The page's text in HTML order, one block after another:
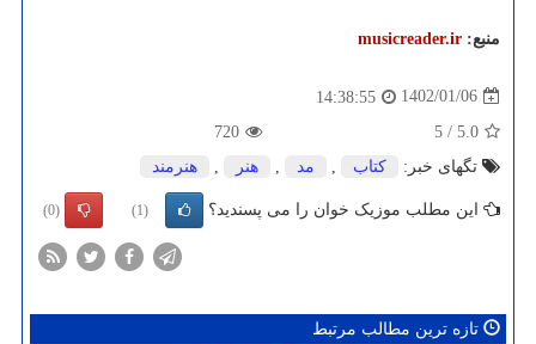
منبع: musicreader.ir
1402/01/06
14:38:55
5.0
/
5
720
تگهای خبر:
كتاب مد هنر هنرمند
این مطلب موزیک خوان را می پسندید؟ (1)
(0)
تازه ترین مطالب مرتبط